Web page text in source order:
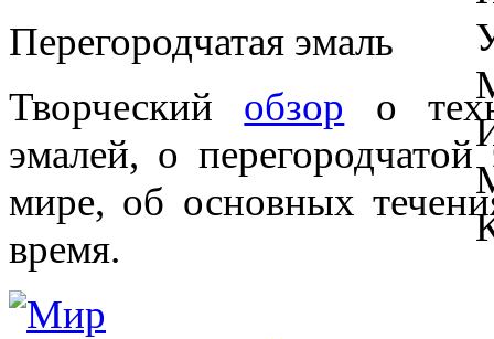
Перегородчатая эмаль
Творческий обзор о
эмалей, о
мире, об основных
время.